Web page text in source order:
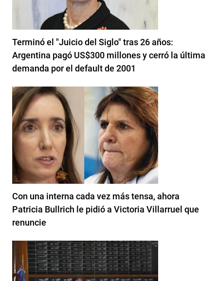
Terminó el "Juicio del Siglo" tras 26 años:
Argentina pagó US$300 millones y cerró la última
demanda por el default de 2001
Con una interna cada vez más tensa, ahora
Patricia Bullrich le pidió a Victoria Villarruel que
renuncie